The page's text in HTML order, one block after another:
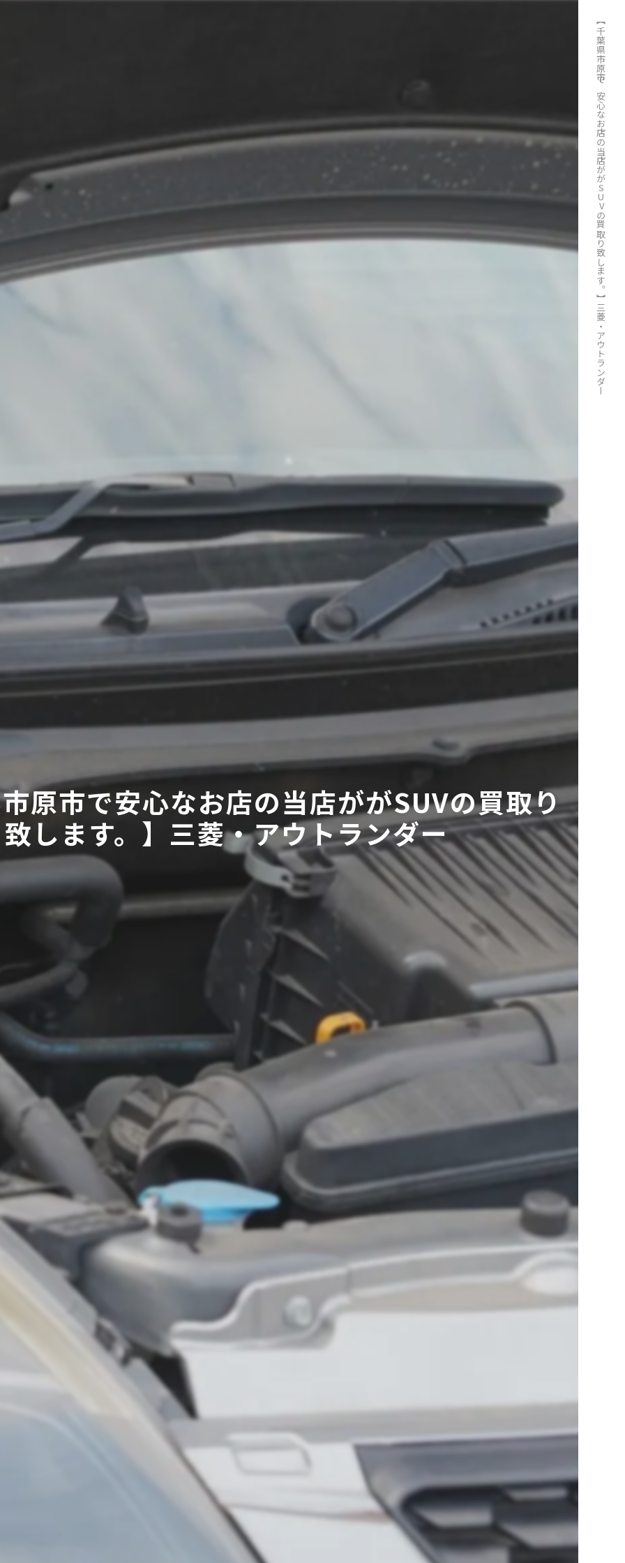
【千葉県市原市で安心なお店の当店ががSUVの買取り致します。】三菱・アウトランダー
原市で安心なお店の当店ががSUVの買取り
致します。】三菱・アウトランダー